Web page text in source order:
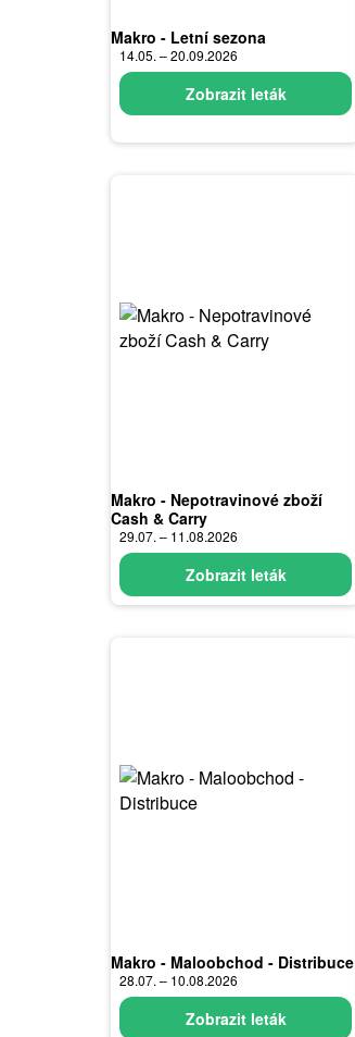
Makro - Letní sezona
14.05. – 20.09.2026
Zobrazit leták
Makro - Nepotravinové zboží
Cash & Carry
29.07. – 11.08.2026
Zobrazit leták
Makro - Maloobchod - Distribuce
28.07. – 10.08.2026
Zobrazit leták